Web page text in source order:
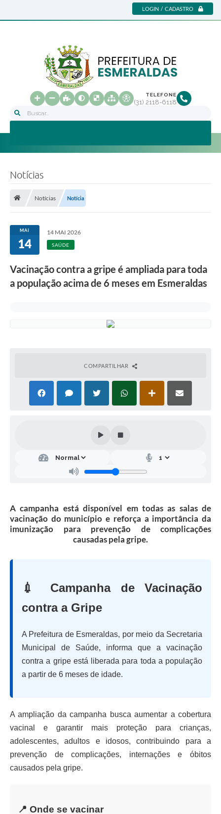
LOGIN / CADASTRO
Buscar...
TELEFONE
(31) 2118-6118
Notícias
Notícias Notícia
MAI
14
14 MAI 2026
SAÚDE
Vacinação contra a gripe é ampliada para toda
a população acima de 6 meses em Esmeraldas
COMPARTILHAR
A campanha está disponível em todas as salas de
vacinação do município e reforça a importância da
imunização para prevenção de complicações
causadas pela gripe.
💉 Campanha de Vacinação
contra a Gripe
A Prefeitura de Esmeraldas, por meio da Secretaria
Municipal de Saúde, informa que a vacinação
contra a gripe está liberada para toda a população
a partir de 6 meses de idade.
A ampliação da campanha busca aumentar a cobertura
vacinal e garantir mais proteção para crianças,
adolescentes, adultos e idosos, contribuindo para a
prevenção de complicações, internações e óbitos
causados pela gripe.
📍 Onde se vacinar